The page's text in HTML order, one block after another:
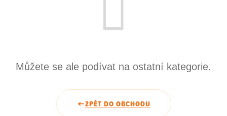
Můžete se ale podívat na ostatní kategorie.
ZPĚT DO OBCHODU